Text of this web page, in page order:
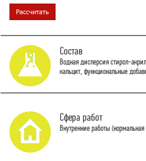
Состав
Водная дисперсия стирол-
кальцит, функциональные
Сфера работ
Внутренние работы